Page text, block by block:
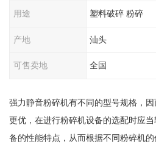
用途 塑料破碎 粉碎
产地 汕头
可售卖地 全国
强力静音粉碎机有不同的型号规格，
更优，在进行粉碎机设备的选配时应
备的性能特点，从而根据不同粉碎机